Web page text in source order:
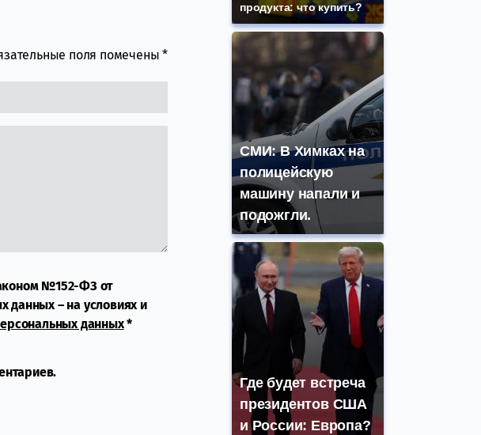
поля помечены*
№152-ФЗ от
данных – на условиях и
данных*
продукта: что купить?
СМИ: В Химках на
полицейскую
машину напали и
подожгли.
Где будет встреча
президентов США
и России: Европа?